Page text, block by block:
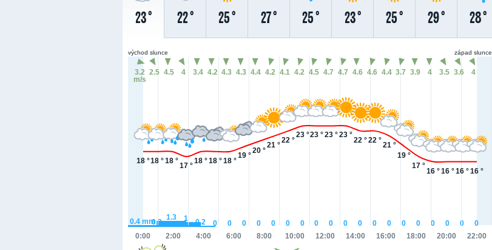
23 ° 22 ° 25 ° 27 ° 25 ° 23 ° 25 ° 29 ° 28 °
18 °18 °18 °
17 °
18 °18 °18 °
19 °
20 °
21 °
22 °
23 °23 °23 °23 °
22 °22 °
21 °
19 °
17 °
16 °16 °16 °16 °
0:00 2:00 4:00 6:00 8:00 10:00 12:00 14:00 16:00 18:00 20:00 22:00
východ slunce západ slunce
0.4 mm0.3
1.3 1 0.2 0 0 0 0 0 0 0 0 0 0 0 0 0 0 0 0 0 0 0
3.2
m/s
2.5 4.5 4 3.4 4.2 4.3 4.3 4.4 4.2 4.1 4.2 4.5 4.7 4.7 4.6 4.6 4.4 3.7 3.9 4 3.5 3.6 4